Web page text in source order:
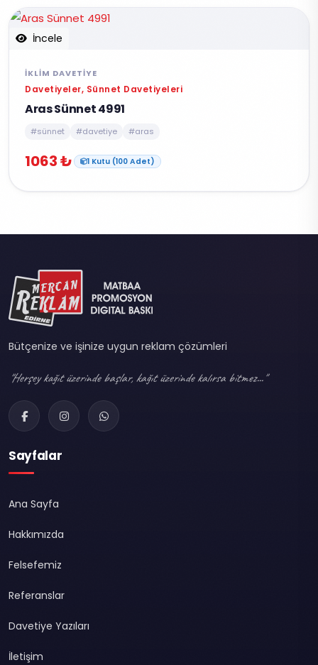
İncele
İKLIM DAVETIYE
Davetiyeler, Sünnet Davetiyeleri
Aras Sünnet 4991
#sünnet #davetiye #aras
1063 ₺ 1 Kutu (100 Adet)
Bütçenize ve işinize uygun reklam çözümleri
"Herşey kağıt üzerinde başlar, kağıt üzerinde kalırsa bitmez..."
Sayfalar
Ana Sayfa
Hakkımızda
Felsefemiz
Referanslar
Davetiye Yazıları
İletişim